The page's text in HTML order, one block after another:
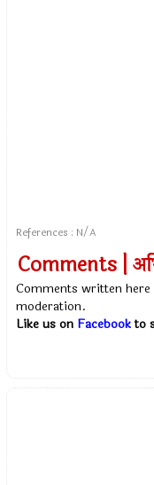
References : N/A
Comments |
Comments written
moderation.
Like us on Facebookto